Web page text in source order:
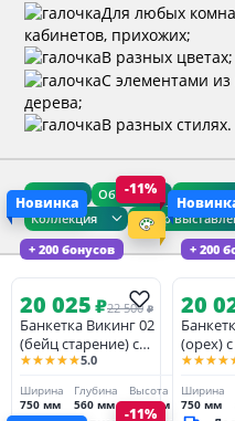
Для любых
кабинетов, прихожих;
В разных цветах;
С элементами из
дерева;
В разных стилях.
Цена Общие Размеры
Коллекция
Товар
+ 200 бонусов
Новинка
-11%
20 025₽22 500 ₽
Банкетка Викинг 02
(бейц старение) с
мягким элементом
★★★★★5.0
Ширина
750 мм
Глубина
560 мм
Высота
450 мм
+ 200
20
(орех)
Ширина
750 мм
-11%